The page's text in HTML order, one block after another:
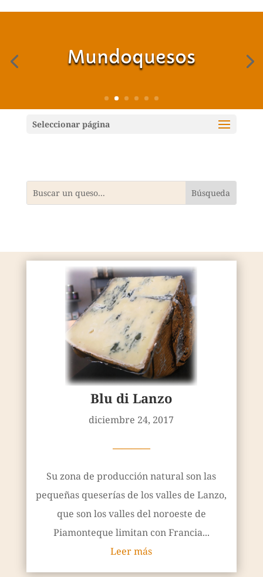
Mundoquesos
Seleccionar página
Blu di Lanzo
diciembre 24, 2017
————
Su zona de producción natural son las
pequeñas queserías de los valles de Lanzo,
que son los valles del noroeste de
Piamonteque limitan con Francia...
Leer más